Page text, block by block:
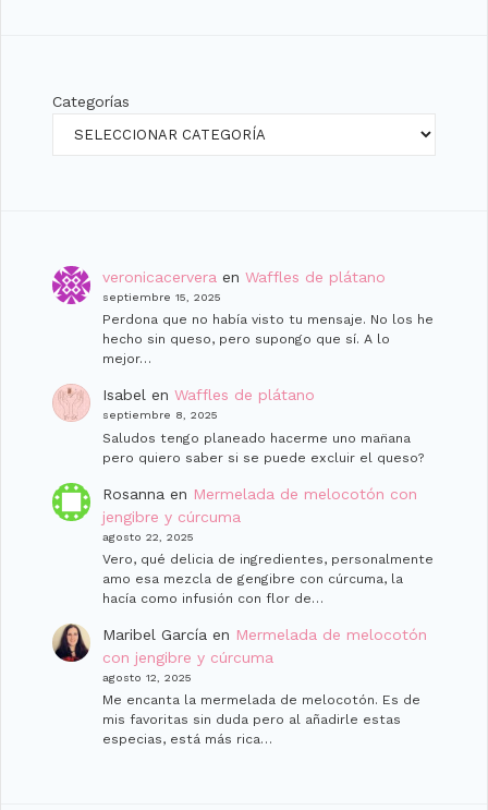
Categorías
veronicacervera en Waffles de plátano
septiembre 15, 2025
Perdona que no había visto tu mensaje. No los he
hecho sin queso, pero supongo que sí. A lo
mejor…
Isabel en Waffles de plátano
septiembre 8, 2025
Saludos tengo planeado hacerme uno man̈ana
pero quiero saber si se puede excluir el queso?
Rosanna en Mermelada de melocotón con
jengibre y cúrcuma
agosto 22, 2025
Vero, qué delicia de ingredientes, personalmente
amo esa mezcla de gengibre con cúrcuma, la
hacía como infusión con flor de…
Maribel García en Mermelada de melocotón
con jengibre y cúrcuma
agosto 12, 2025
Me encanta la mermelada de melocotón. Es de
mis favoritas sin duda pero al añadirle estas
especias, está más rica…